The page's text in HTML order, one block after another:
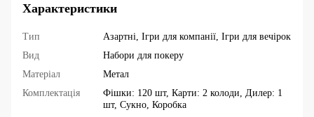
Характеристики
Тип
Азартні, Ігри для компанії, Ігри для вечірок
Вид
Набори для покеру
Матеріал
Метал
Комплектація
Фішки: 120 шт, Карти: 2 колоди, Дилер: 1
шт, Сукно, Коробка